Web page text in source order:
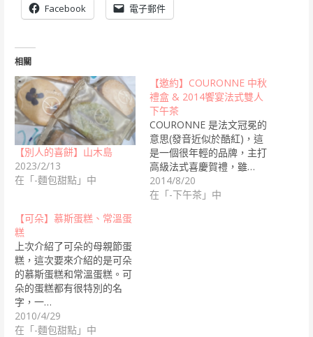
Facebook 電子郵件
相關
【別人的喜餅】山木島
2023/2/13
在「-麵包甜點」中
【邀約】COURONNE 中秋
禮盒 & 2014饗宴法式雙人
下午茶
COURONNE 是法文冠冕的
意思(發音近似於酷紅)，這
是一個很年輕的品牌，主打
高級法式喜慶賀禮，雖…
2014/8/20
在「-下午茶」中
【可朵】慕斯蛋糕、常溫蛋
糕
上次介紹了可朵的母親節蛋
糕，這次要來介紹的是可朵
的慕斯蛋糕和常溫蛋糕。可
朵的蛋糕都有很特別的名
字，一…
2010/4/29
在「-麵包甜點」中